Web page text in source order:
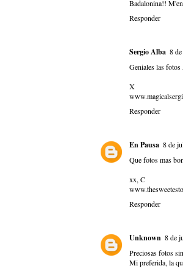
Badalonina!!
Responder
Sergio Alba 8
Geniales las
X
Responder
En Pausa 8 de
Que fotos mas
xx, C
Responder
Unknown 8 de
Preciosas fotos
Mi preferida, la